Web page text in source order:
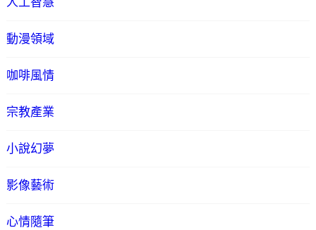
動漫領域
咖啡風情
宗教產業
小說幻夢
影像藝術
心情隨筆